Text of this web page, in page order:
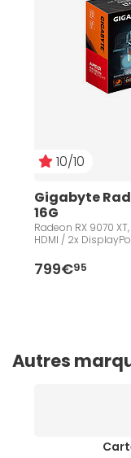
10/10
Gigabyte
16G
Radeon RX 9070
HDMI / 2x
799€95
Autres